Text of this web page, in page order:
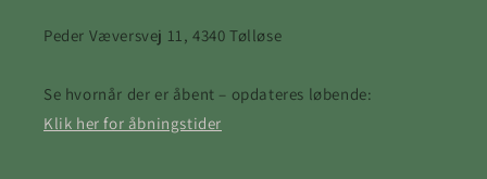
Peder Væversvej 11, 4340 Tølløse
Se hvornår der er åbent – opdateres løbende:
Klik her for åbningstider